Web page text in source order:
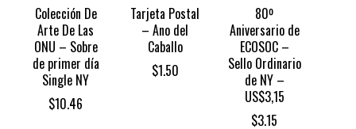
Colección De
Arte De Las
ONU – Sobre
de primer día
Single NY
$10.46
Tarjeta Postal
– Ano del
Caballo
$1.50
80º
Aniversario de
ECOSOC –
Sello Ordinario
de NY –
US$3,15
$3.15